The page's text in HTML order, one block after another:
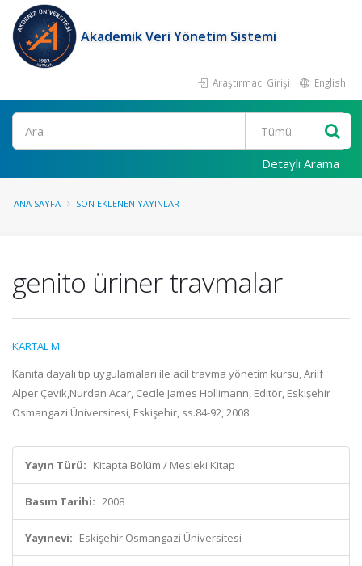
Akademik Veri Yönetim Sistemi
Araştırmacı Girişi English
Ara
Detaylı Arama
ANA SAYFA SON EKLENEN YAYINLAR
genito üriner travmalar
KARTAL M.
Kanıta dayalı tıp uygulamaları ile acil travma yönetim kursu, Ariif
Alper Çevik,Nurdan Acar, Cecile James Hollimann, Editör, Eskişehir
Osmangazi Üniversitesi, Eskişehir, ss.84-92, 2008
Yayın Türü: Kitapta Bölüm / Mesleki Kitap
Basım Tarihi: 2008
Yayınevi: Eskişehir Osmangazi Üniversitesi